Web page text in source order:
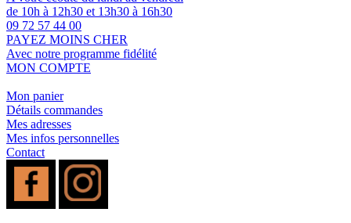
de 10h à 12h30 et 13h30 à 16h30
09 72 57 44 00
PAYEZ MOINS CHER
Avec notre programme fidélité
MON COMPTE
Mon panier
Détails commandes
Mes adresses
Mes infos personnelles
Contact